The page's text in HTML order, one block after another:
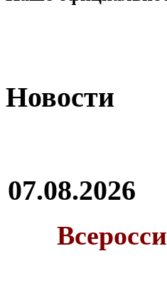
Новости
07.08.2026